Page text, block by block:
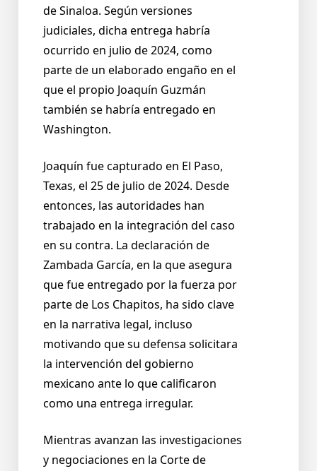
de Sinaloa. Según versiones
judiciales, dicha entrega habría
ocurrido en julio de 2024, como
parte de un elaborado engaño en el
que el propio Joaquín Guzmán
también se habría entregado en
Washington.
Joaquín fue capturado en El Paso,
Texas, el 25 de julio de 2024. Desde
entonces, las autoridades han
trabajado en la integración del caso
en su contra. La declaración de
Zambada García, en la que asegura
que fue entregado por la fuerza por
parte de Los Chapitos, ha sido clave
en la narrativa legal, incluso
motivando que su defensa solicitara
la intervención del gobierno
mexicano ante lo que calificaron
como una entrega irregular.
Mientras avanzan las investigaciones
y negociaciones en la Corte de